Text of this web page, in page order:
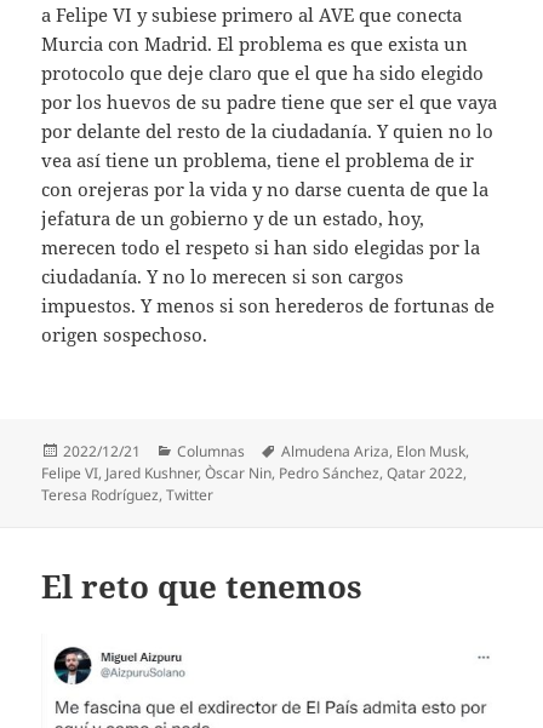
a Felipe VI y subiese primero al AVE que conecta
Murcia con Madrid. El problema es que exista un
protocolo que deje claro que el que ha sido elegido
por los huevos de su padre tiene que ser el que vaya
por delante del resto de la ciudadanía. Y quien no lo
vea así tiene un problema, tiene el problema de ir
con orejeras por la vida y no darse cuenta de que la
jefatura de un gobierno y de un estado, hoy,
merecen todo el respeto si han sido elegidas por la
ciudadanía. Y no lo merecen si son cargos
impuestos. Y menos si son herederos de fortunas de
origen sospechoso.
Publicado
el
2022/12/21 Categorías
Columnas Etiquetas
Almudena Ariza, Elon Musk,
Felipe VI, Jared Kushner,Òscar Nin, Pedro Sánchez,Qatar 2022,
Teresa Rodríguez,Twitter
El reto que tenemos